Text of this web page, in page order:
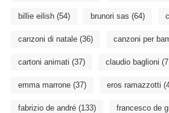
billie eilish(54) brunori sas (64)
canzoni di natale(36) canzoni per
cartoni animati (37) claudio baglioni
emma marrone(37) eros ramazzotti
fabrizio de andré(133) francesco de